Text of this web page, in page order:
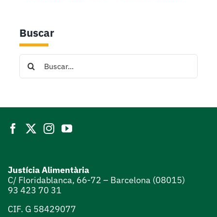
Buscar
Search
for:
Justícia Alimentària
C/ Floridablanca, 66-72 – Barcelona (08015)
93 423 70 31
CIF. G 58429077